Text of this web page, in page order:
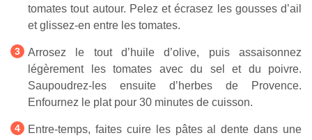
tomates tout autour. Pelez et écrasez les gousses d’ail
et glissez-en entre les tomates.
Arrosez le tout d’huile d’olive, puis assaisonnez
légèrement les tomates avec du sel et du poivre.
Saupoudrez-les ensuite d’herbes de Provence.
Enfournez le plat pour 30 minutes de cuisson.
Entre-temps, faites cuire les pâtes al dente dans une